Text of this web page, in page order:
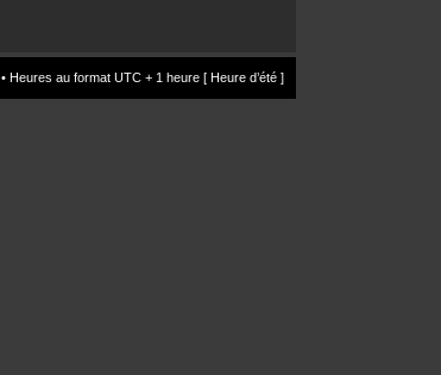
• Heures au format UTC + 1 heure [ Heure d’été ]